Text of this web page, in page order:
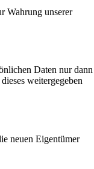
Wahrung unserer
Daten nur dann
weitergegeben
neuen Eigentümer